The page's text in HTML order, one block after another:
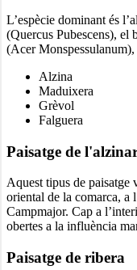
L’espècie dominant és
(Quercus Pubescens), el
(Acer
Alzina
Maduixera
Grèvol
Falguera
Paisatge de
Aquest tipus de paisatge
oriental de la comarca, a
Campmajor. Cap a
obertes a la influència
Paisatge de ribera